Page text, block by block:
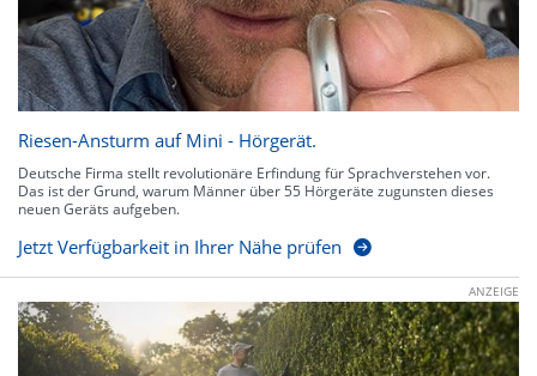
Riesen-Ansturm auf Mini - Hörgerät.
Deutsche Firma stellt revolutionäre Erfindung für Sprachverstehen vor.
Das ist der Grund, warum Männer über 55 Hörgeräte zugunsten dieses
neuen Geräts aufgeben.
Jetzt Verfügbarkeit in Ihrer Nähe prüfen
ANZEIGE